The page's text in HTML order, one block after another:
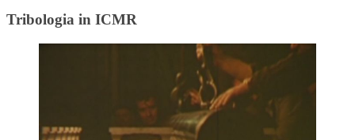
Tribologia in ICMR